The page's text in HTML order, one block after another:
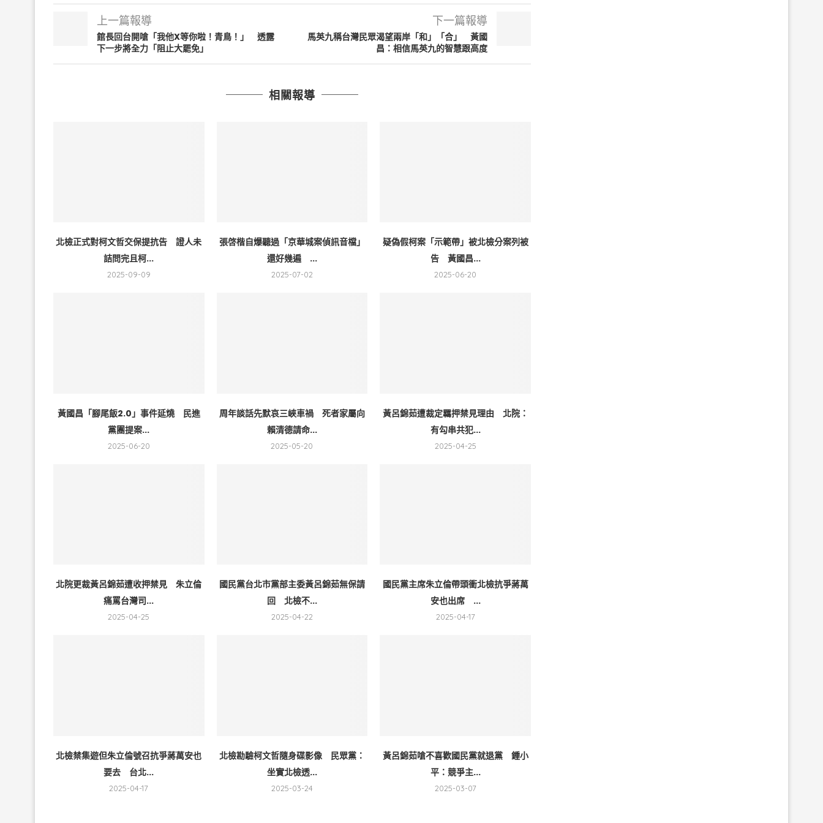
上一篇報導
館長回台開嗆「我他X等你啦！青鳥！」 透露
下一步將全力「阻止大罷免」
下一篇報導
馬英九稱台灣民眾渴望兩岸「和」「合」 黃國
昌：相信馬英九的智慧跟高度
相關報導
北檢正式對柯文哲交保提抗告 證人未
詰問完且柯...
2025-09-09
張啓楷自爆聽過「京華城案偵訊音檔」
還好幾遍 ...
2025-07-02
疑偽假柯案「示範帶」被北檢分案列被
告 黃國昌...
2025-06-20
黃國昌「腳尾飯2.0」事件延燒 民進
黨團提案...
2025-06-20
周年談話先默哀三峽車禍 死者家屬向
賴清德請命...
2025-05-20
黃呂錦茹遭裁定羈押禁見理由 北院：
有勾串共犯...
2025-04-25
北院更裁黃呂錦茹遭收押禁見 朱立倫
痛罵台灣司...
2025-04-25
國民黨台北市黨部主委黃呂錦茹無保請
回 北檢不...
2025-04-22
國民黨主席朱立倫帶頭衝北檢抗爭蔣萬
安也出席 ...
2025-04-17
北檢禁集遊但朱立倫號召抗爭蔣萬安也
要去 台北...
2025-04-17
北檢勘驗柯文哲隨身碟影像 民眾黨：
坐實北檢透...
2025-03-24
黃呂錦茹嗆不喜歡國民黨就退黨 鍾小
平：競爭主...
2025-03-07